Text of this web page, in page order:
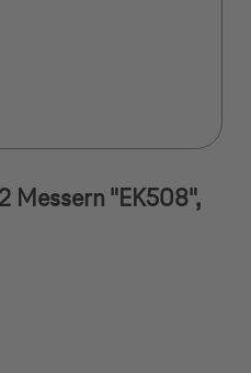
Messern "EK508",